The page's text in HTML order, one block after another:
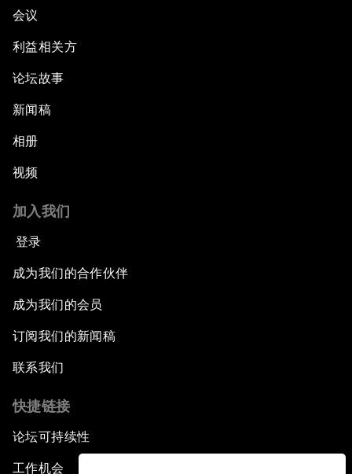
会议
利益相关方
论坛故事
新闻稿
相册
视频
加入我们
登录
成为我们的合作伙伴
成为我们的会员
订阅我们的新闻稿
联系我们
快捷链接
论坛可持续性
工作机会